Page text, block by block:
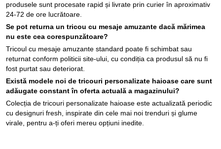
produsele sunt procesate rapid și livrate prin curier în aproximativ
24-72 de ore lucrătoare.
Se pot returna un tricou cu mesaje amuzante dacă mărimea
nu este cea corespunzătoare?
Tricoul cu mesaje amuzante standard poate fi schimbat sau
returnat conform politicii site-ului, cu condiția ca produsul să nu fi
fost purtat sau deteriorat.
Există modele noi de tricouri personalizate haioase care sunt
adăugate constant în oferta actuală a magazinului?
Colecția de tricouri personalizate haioase este actualizată periodic
cu designuri fresh, inspirate din cele mai noi trenduri și glume
virale, pentru a-ți oferi mereu opțiuni inedite.